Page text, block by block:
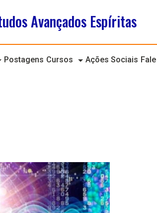
Avançados Espíritas
Postagens Cursos Ações Sociais